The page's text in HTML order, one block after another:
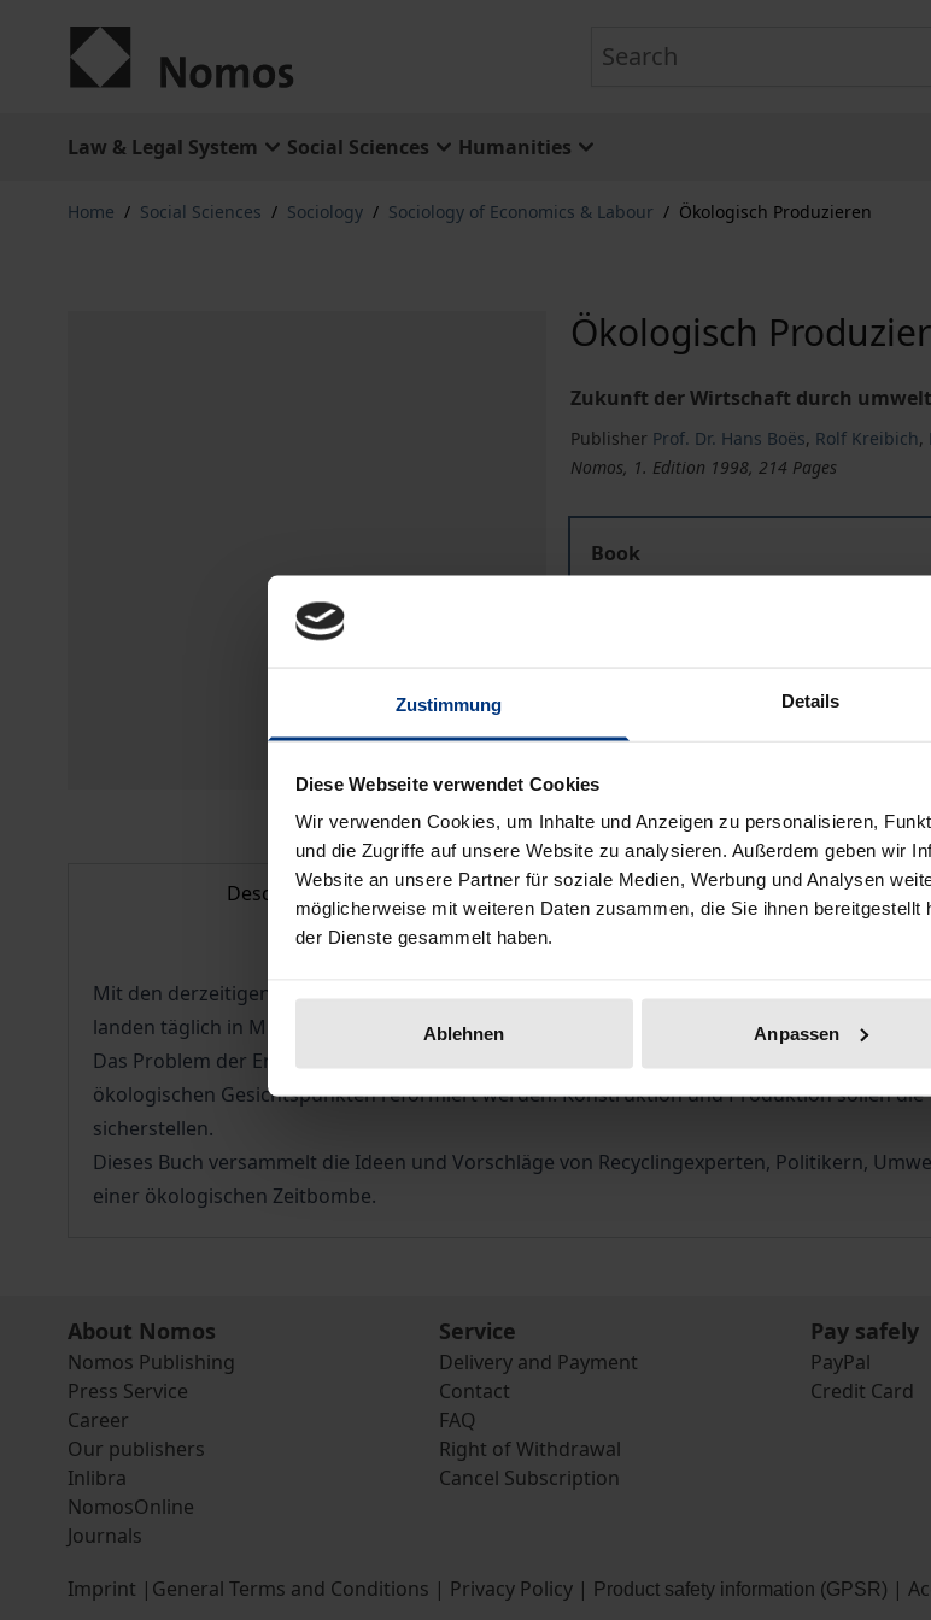
Zustimmung Details
Diese Webseite verwendet Cookies
Wir verwenden Cookies, um Inhalte und Anzeigen zu personalisieren,
und die Zugriffe auf unsere Website zu analysieren. Außerdem geben wir
Website an unsere Partner für soziale Medien, Werbung und Analysen
möglicherweise mit weiteren Daten zusammen, die Sie ihnen
der Dienste gesammelt haben.
Ablehnen Anpassen
Law & Legal System Social Sciences Humanities
Home / Social Sciences / Sociology / Sociology of Economics & Labour / Ökologisch Produzieren
Ökologisch
Zukunft der Wirtschaft durch
Publisher Prof. Dr. Hans Boës, Rolf Kreibich,
Nomos, 1. Edition 1998, 214 Pages
Book
Add to Cart
Delivery cost notice
Description Bibliographical data
Mit den derzeitigen Produkten und Produktionsverfahren steuern wir offensichtlich in die
landen täglich in Müllverbrennungsanlagen und auf Deponien. Ihre Zersetzungsprodukte
Das Problem der Entsorgung kann nur an der Wurzel gepackt werden. Die gesamte
ökologischen Gesichtspunkten reformiert werden: Konstruktion und Produktion sollen
sicherstellen.
Dieses Buch versammelt die Ideen und Vorschläge von Recyclingexperten, Politikern,
einer ökologischen Zeitbombe.
About Nomos
Nomos Publishing
Press Service
Career
Our publishers
Inlibra
NomosOnline
Journals
Service
Delivery and Payment
Contact
FAQ
Right of Withdrawal
Cancel Subscription
Pay safely
PayPal
Credit Card
Imprint | General Terms and Conditions | Privacy Policy | Product safety information (GPSR) |